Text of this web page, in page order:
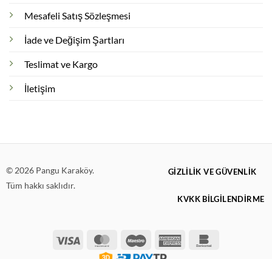
Mesafeli Satış Sözleşmesi
İade ve Değişim Şartları
Teslimat ve Kargo
İletişim
© 2026 Pangu Karaköy.
Tüm hakkı saklıdır.
Visa MasterCardMaestro American
GIZLILIK VE GÜVENLIK
KVKK BİLGİLENDİRME